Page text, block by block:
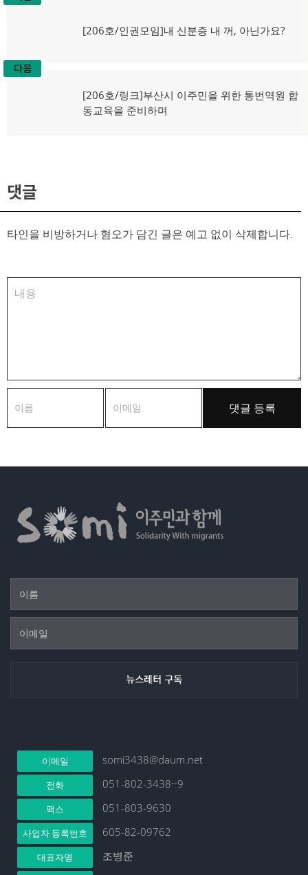
글
색
이
[206호/인권모임]내 신분증 내 꺼, 아닌가요?
다음
다
음
[206호/링크]부산시 이주민을 위한 통번역원 합
동교육을 준비하며
댓글
타인을 비방하거나 혐오가 담긴 글은 예고 없이 삭제합니다.
이메일 somi3438@daum.net
전화 051-802-3438~9
팩스 051-803-9630
사업자 등록번호 605-82-09762
대표자명 조병준